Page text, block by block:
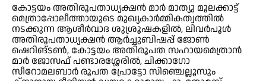
കോട്ടയം അതിരൂപതാധ്യക്ഷന്‍ മാര്‍ മാത്യു മൂലക്കാട്ട്
മെത്രാപ്പോലീത്തായുടെ മുഖ്യകാര്‍മ്മികത്വത്തില്‍
നടക്കുന്ന ആശീര്‍വാദ ശുശ്രൂഷകളില്‍, ലിവര്‍പൂള്‍
അതിരൂപതാധ്യക്ഷന്‍ ആര്‍ച്ചുബിഷപ്പ് ജോണ്‍
ഷെറിങ്ടണ്‍, കോട്ടയം അതിരൂപത സഹായമെത്രാന്‍
മാര്‍ ജോസഫ് പണ്ടാരശ്ശേരില്‍, ചിക്കാഗോ
സീറോമലബാര്‍ രൂപത പ്രോട്ടോ സിഞ്ചെല്ലൂസും